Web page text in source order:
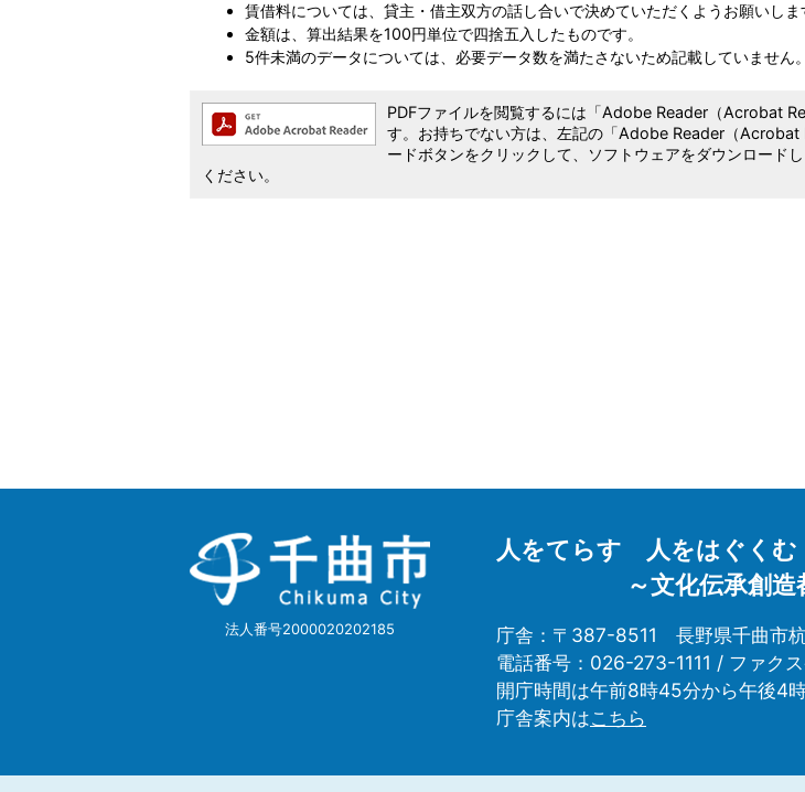
賃借料については、貸主・借主双方の話し合いで決めていただくようお願いしま
金額は、算出結果を100円単位で四捨五入したものです。
5件未満のデータについては、必要データ数を満たさないため記載していません。
PDFファイルを閲覧するには「Adobe Reader（Acrobat
す。お持ちでない方は、左記の「Adobe Reader（Acrobat
ードボタンをクリックして、ソフトウェアをダウンロード
ください。
千
曲
市
Chikuma
法人番号2000020202185
人をてらす 人をはぐく
～文化伝承創造
庁舎：〒387-8511
長野県千曲市
電話番号：026-273-1111 / ファク
開庁時間は午前8時45分から午後4
庁舎案内はこちら